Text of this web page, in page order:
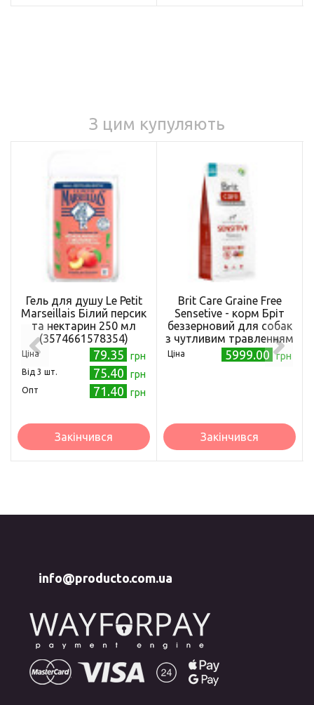
З цим купуляють
Гель для душу Le Petit
Marseillais Білий персик
та нектарин 250 мл
(3574661578354)
Ціна 79.35 грн
Від 3 шт. 75.40 грн
Опт 71.40 грн
Закінчився
Brit Care Graine Free
Sensetive - корм Бріт
беззерновий для собак
з чутливим травленням
з олениною 12 кг
Ціна 5999.00 грн
Закінчився
info@producto.com.ua